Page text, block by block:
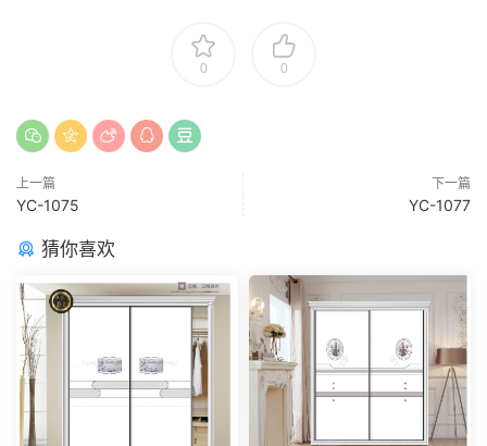
0 0
上一篇
YC-1075
下一篇
YC-1077
猜你喜欢